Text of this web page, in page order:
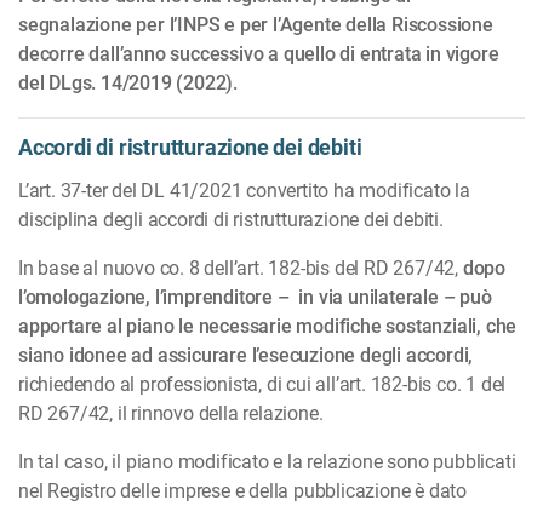
segnalazione per l’INPS e per l’Agente della Riscos­sione
decorre dall’anno successivo a quello di entrata in vigore
del DLgs. 14/2019 (2022).
Accordi di ristrutturazione dei debiti
L’art. 37-ter del DL 41/2021 convertito ha modificato la
disciplina degli accordi di ristrutturazione dei debiti.
In base al nuovo co. 8 dell’art. 182-bis del RD 267/42, dopo
l’omologazione, l’imprenditore – in via unilaterale – può
apportare al piano le necessarie modifiche sostanziali, che
siano idonee ad assicurare l’esecuzione degli accordi,
richiedendo al professionista, di cui all’art. 182-bis co. 1 del
RD 267/42, il rinnovo della relazione.
In tal caso, il piano modificato e la relazione sono pubblicati
nel Registro delle imprese e della pub­bli­cazione è dato